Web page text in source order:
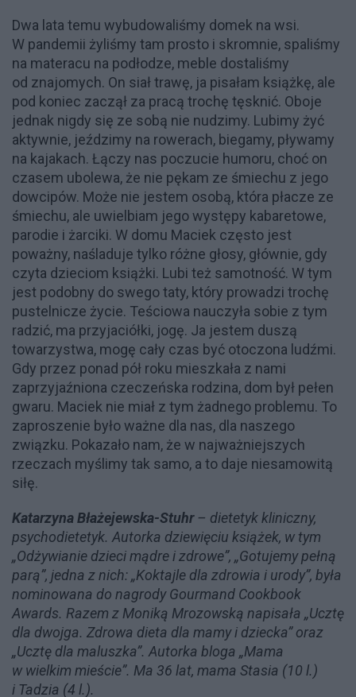
Dwa lata temu wybudowaliśmy domek na wsi.
W pandemii żyliśmy tam prosto i skromnie, spaliśmy
na materacu na podłodze, meble dostaliśmy
od znajomych. On siał trawę, ja pisałam książkę, ale
pod koniec zaczął za pracą trochę tęsknić. Oboje
jednak nigdy się ze sobą nie nudzimy. Lubimy żyć
aktywnie, jeździmy na rowerach, biegamy, pływamy
na kajakach. Łączy nas poczucie humoru, choć on
czasem ubolewa, że nie pękam ze śmiechu z jego
dowcipów. Może nie jestem osobą, która płacze ze
śmiechu, ale uwielbiam jego występy kabaretowe,
parodie i żarciki. W domu Maciek często jest
poważny, naśladuje tylko różne głosy, głównie, gdy
czyta dzieciom książki. Lubi też samotność. W tym
jest podobny do swego taty, który prowadzi trochę
pustelnicze życie. Teściowa nauczyła sobie z tym
radzić, ma przyjaciółki, jogę. Ja jestem duszą
towarzystwa, mogę cały czas być otoczona ludźmi.
Gdy przez ponad pół roku mieszkała z nami
zaprzyjaźniona czeczeńska rodzina, dom był pełen
gwaru. Maciek nie miał z tym żadnego problemu. To
zaproszenie było ważne dla nas, dla naszego
związku. Pokazało nam, że w najważniejszych
rzeczach myślimy tak samo, a to daje niesamowitą
siłę.
Katarzyna Błażejewska-Stuhr– dietetyk kliniczny,
psychodietetyk. Autorka dziewięciu książek, w tym
„Odżywianie dzieci mądre i zdrowe”, „Gotujemy pełną
parą”, jedna z nich: „Koktajle dla zdrowia i urody”, była
nominowana do nagrody Gourmand Cookbook
Awards. Razem z Moniką Mrozowską napisała „Ucztę
dla dwojga. Zdrowa dieta dla mamy i dziecka” oraz
„Ucztę dla maluszka”. Autorka bloga „Mama
w wielkim mieście”. Ma 36 lat, mama Stasia (10 l.)
i Tadzia (4 l.).